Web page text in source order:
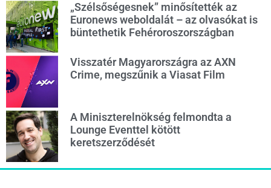
„Szélsőségesnek” minősítették az
Euronews weboldalát – az olvasókat is
büntethetik Fehéroroszországban
Visszatér Magyarországra az AXN
Crime, megszűnik a Viasat Film
A Miniszterelnökség felmondta a
Lounge Eventtel kötött
keretszerződését